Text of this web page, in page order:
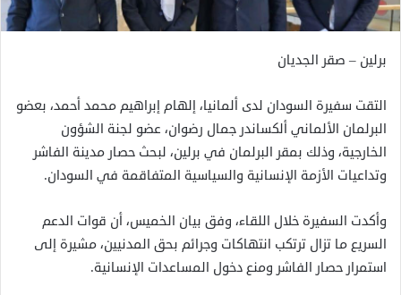
برلين – صقر الجديان
التقت سفيرة السودان لدى ألمانيا، إلهام إبراهيم محمد أحمد، بعضو
البرلمان الألماني ألكساندر جمال رضوان، عضو لجنة الشؤون
الخارجية، وذلك بمقر البرلمان في برلين، لبحث حصار مدينة الفاشر
وتداعيات الأزمة الإنسانية والسياسية المتفاقمة في السودان.
وأكدت السفيرة خلال اللقاء، وفق بيان الخميس، أن قوات الدعم
السريع ما تزال ترتكب انتهاكات وجرائم بحق المدنيين، مشيرة إلى
استمرار حصار الفاشر ومنع دخول المساعدات الإنسانية.